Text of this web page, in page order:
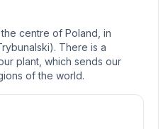
centre of Poland, in
There is a
plant, which sends our
of the world.